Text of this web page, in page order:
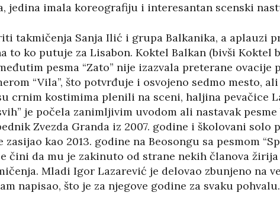
jedina imala koreografiju i interesantan scenski
takmičenja Sanja Ilić i grupa Balkanika, a aplauzi
to ko putuje za Lisabon. Koktel Balkan (bivši Koktel
pesma “Zato” nije izazvala preterane ovacije
“Vila”, što potvrđuje i osvojeno sedmo mesto,
crnim kostimima plenili na sceni, haljina pevačice
je počela zanimljivim uvodom ali nastavak
Zvezda Granda iz 2007. godine i školovani solo
kao 2013. godine na Beosongu sa pesmom
čini da mu je zakinuto od strane nekih članova
Mladi Igor Lazarević je delovao zbunjeno na
napisao, što je za njegove godine za svaku pohvalu.